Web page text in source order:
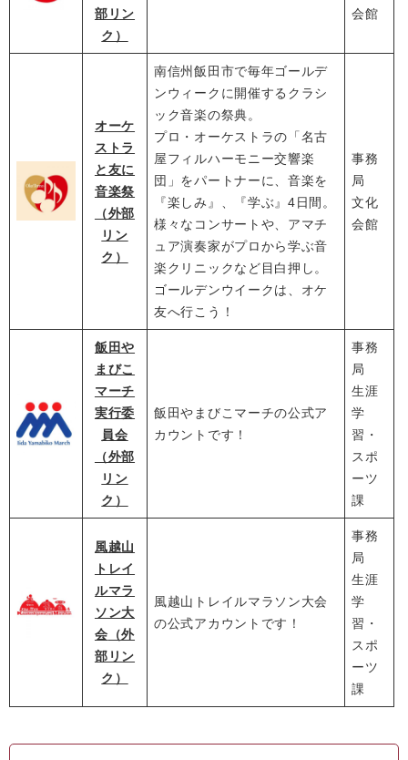
部リン
ク）
会館
オーケ
ストラ
と友に
音楽祭
（外部
リン
ク）
南信州飯田市で毎年ゴールデ
ンウィークに開催するクラシ
ック音楽の祭典。
プロ・オーケストラの「名古
屋フィルハーモニー交響楽
団」をパートナーに、音楽を
『楽しみ』、『学ぶ』4日間。
様々なコンサートや、アマチ
ュア演奏家がプロから学ぶ音
楽クリニックなど目白押し。
ゴールデンウイークは、オケ
友へ行こう！
事務
局
文化
会館
飯田や
まびこ
マーチ
実行委
員会
（外部
リン
ク）
飯田やまびこマーチの公式ア
カウントです！
事務
局
生涯
学
習・
スポ
ーツ
課
風越山
トレイ
ルマラ
ソン大
会 （外
部リン
ク）
風越山トレイルマラソン大会
の公式アカウントです！
事務
局
生涯
学
習・
スポ
ーツ
課